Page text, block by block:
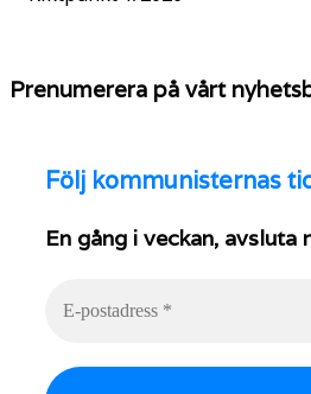
Prenumerera på vårt
Följ kommunisternas
En gång i veckan, avsluta